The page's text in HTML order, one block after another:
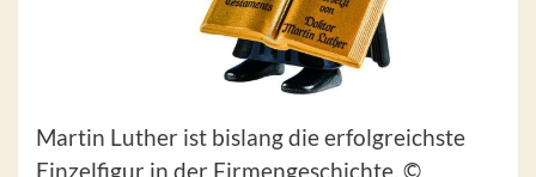
Martin Luther ist bislang die erfolgreichste
Einzelfigur in der Firmengeschichte. ©